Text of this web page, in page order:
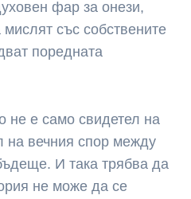
фар за онези,
със собствените
поредната
не е само свидетел на
на вечния спор между
И така трябва да
не може да се